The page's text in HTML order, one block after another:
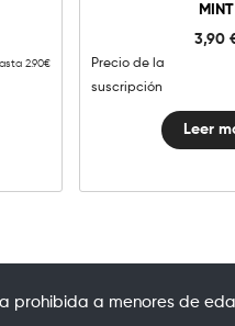
2.90€
MINT
3,90
Precio de la
suscripción
Leer
prohibida a menores de